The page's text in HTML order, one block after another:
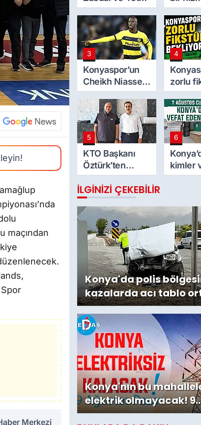
maçından
Merkezi
heyecanı
3
Konyaspor’un
Cheikh Niasse
ilgisi
4
zorlu
maç
5
KTO Başkanı
Öztürk’ten
Mekpan Panel’e
ziyaret
6
kimler
etti? 7
İLGINIZI ÇEKEBILIR
Konya'da polis
kazalarda acı tablo
çıktı
Konya'nın bu
elektrik olmayacak! 9
Ağustos Pazar